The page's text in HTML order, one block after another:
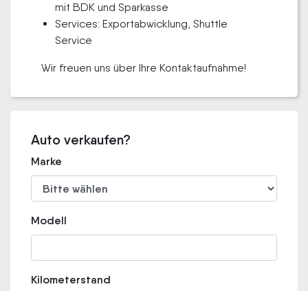
mit BDK und Sparkasse
Services: Exportabwicklung, Shuttle
Service
Wir freuen uns über Ihre Kontaktaufnahme!
Auto verkaufen?
Marke
Modell
Kilometerstand